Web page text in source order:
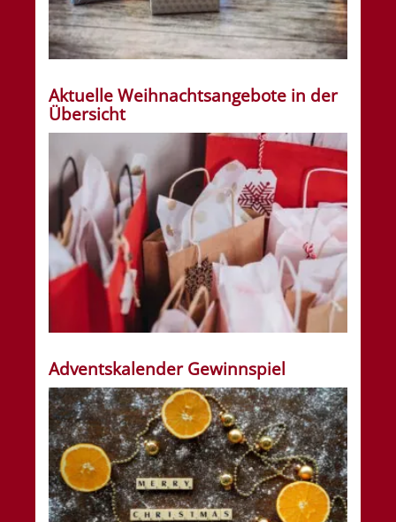
Aktuelle Weihnachtsangebote in der
Übersicht
Adventskalender Gewinnspiel